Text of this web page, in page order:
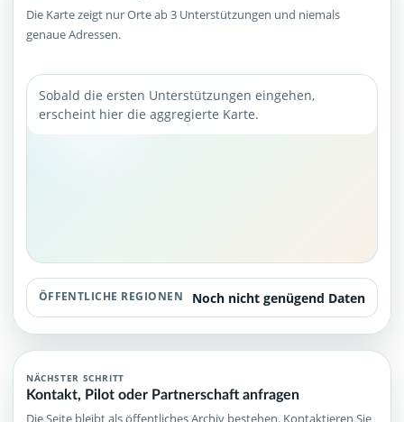
Die Karte zeigt nur Orte ab 3 Unterstützungen und niemals
genaue Adressen.
Sobald die ersten Unterstützungen eingehen,
erscheint hier die aggregierte Karte.
ÖFFENTLICHE REGIONEN Noch nicht genügend Daten
NÄCHSTER SCHRITT
Kontakt, Pilot oder Partnerschaft anfragen
Die Seite bleibt als öffentliches Archiv bestehen. Kontaktieren Sie